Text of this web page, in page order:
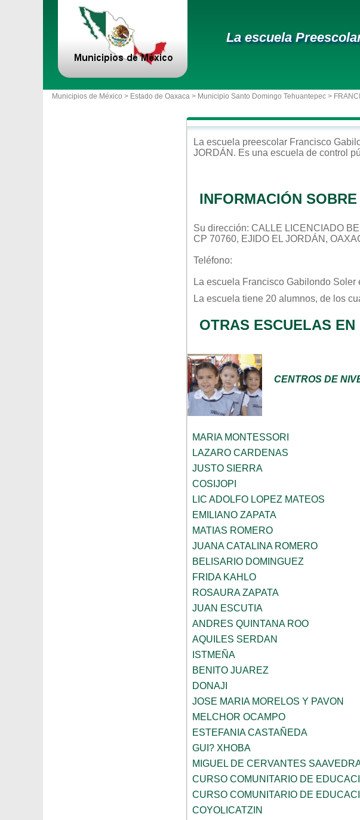
La escuela
Municipios de México > Estado de Oaxaca > Municipio Santo Domingo Tehuantepec >
La escuela preescolar Francisco
JORDÁN . Es una escuela de control
INFORMACIÓN
Su dirección: CALLE LICENCIADO
CP 70760, EJIDO EL JORDÁN,
Teléfono:
La escuela Francisco Gabilondo Soler
La escuela tiene 20 alumnos, de los
OTRAS ESCUELAS
CENTROS DE
MARIA MONTESSORI
LAZARO CARDENAS
JUSTO SIERRA
COSIJOPI
LIC ADOLFO LOPEZ MATEOS
EMILIANO ZAPATA
MATIAS ROMERO
JUANA CATALINA ROMERO
BELISARIO DOMINGUEZ
FRIDA KAHLO
ROSAURA ZAPATA
JUAN ESCUTIA
ANDRES QUINTANA ROO
AQUILES SERDAN
ISTMEÑA
BENITO JUAREZ
DONAJI
JOSE MARIA MORELOS Y PAVON
MELCHOR OCAMPO
ESTEFANIA CASTAÑEDA
GUI? XHOBA
MIGUEL DE CERVANTES
CURSO COMUNITARIO DE
CURSO COMUNITARIO DE
COYOLICATZIN